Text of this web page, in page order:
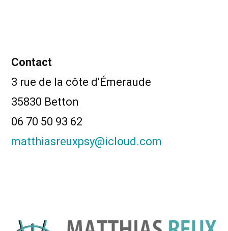
Contact
3 rue de la côte d'Émeraude
35830 Betton
06 70 50 93 62
matthiasreuxpsy@icloud.com